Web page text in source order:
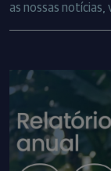
as nossas notícias,